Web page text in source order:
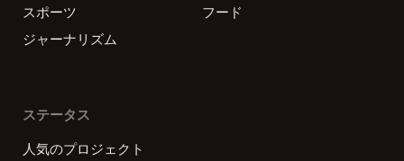
スポーツ
フード
ジャーナリズム
ステータス
人気のプロジェクト